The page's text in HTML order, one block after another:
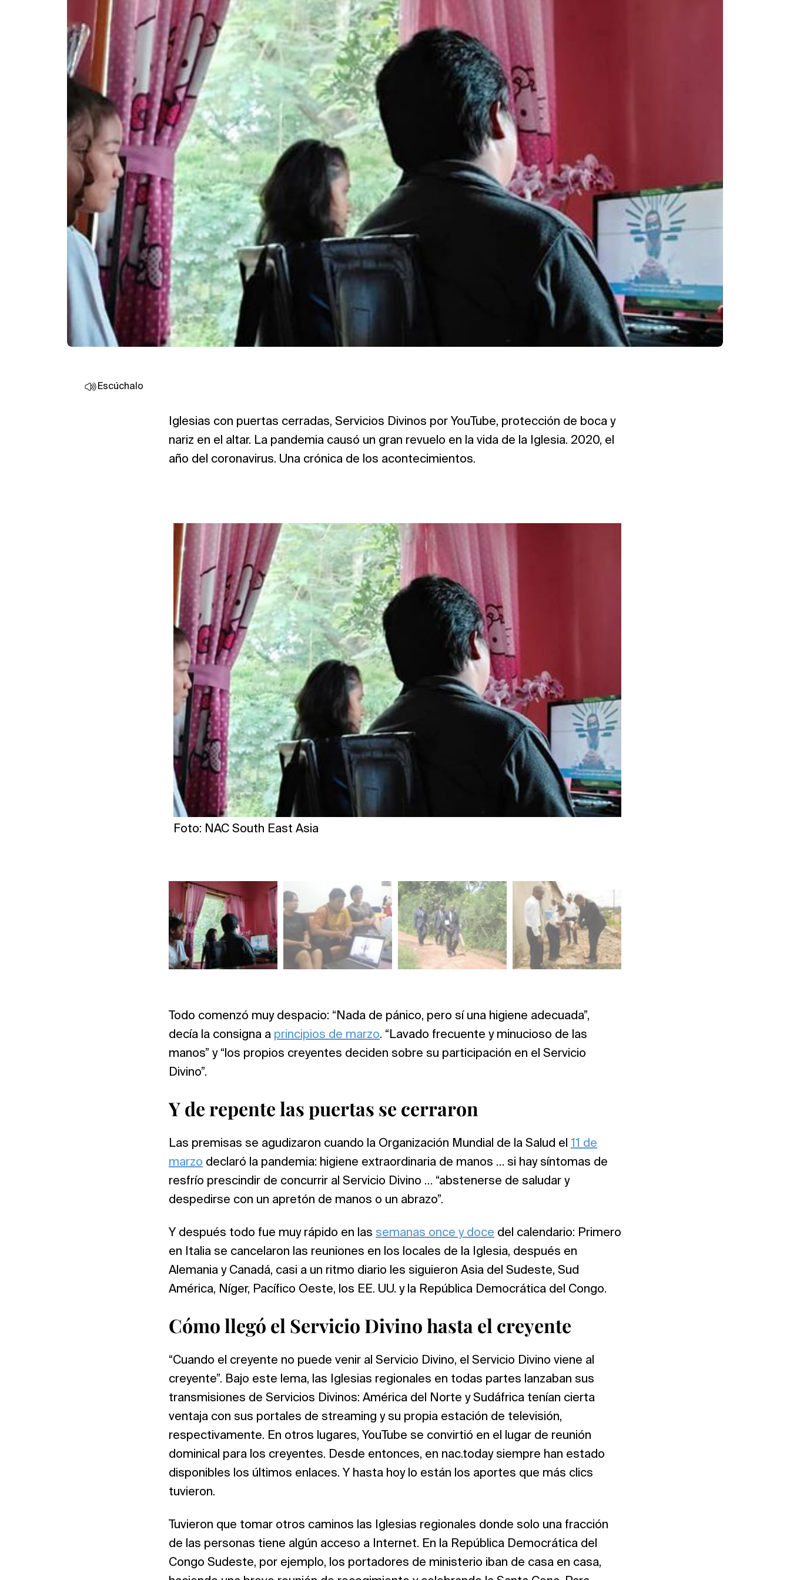
Escúchalo
Iglesias con puertas cerradas, Servicios Divinos por YouTube, protección de boca y
nariz en el altar. La pandemia causó un gran revuelo en la vida de la Iglesia. 2020, el
año del coronavirus. Una crónica de los acontecimientos.
Foto: NAC South East Asia
Todo comenzó muy despacio: “Nada de pánico, pero sí una higiene adecuada”,
decía la consigna a principios de marzo. “Lavado frecuente y minucioso de las
manos” y “los propios creyentes deciden sobre su participación en el Servicio
Divino”.
Y de repente las puertas se cerraron
Las premisas se agudizaron cuando la Organización Mundial de la Salud el 11 de
marzo declaró la pandemia: higiene extraordinaria de manos … si hay síntomas de
resfrío prescindir de concurrir al Servicio Divino … “abstenerse de saludar y
despedirse con un apretón de manos o un abrazo”.
Y después todo fue muy rápido en las semanas once y doce del calendario: Primero
en Italia se cancelaron las reuniones en los locales de la Iglesia, después en
Alemania y Canadá, casi a un ritmo diario les siguieron Asia del Sudeste, Sud
América, Níger, Pacífico Oeste, los EE. UU. y la República Democrática del Congo.
Cómo llegó el Servicio Divino hasta el creyente
“Cuando el creyente no puede venir al Servicio Divino, el Servicio Divino viene al
creyente”. Bajo este lema, las Iglesias regionales en todas partes lanzaban sus
transmisiones de Servicios Divinos: América del Norte y Sudáfrica tenían cierta
ventaja con sus portales de streaming y su propia estación de televisión,
respectivamente. En otros lugares, YouTube se convirtió en el lugar de reunión
dominical para los creyentes. Desde entonces, en nac.today siempre han estado
disponibles los últimos enlaces. Y hasta hoy lo están los aportes que más clics
tuvieron.
Tuvieron que tomar otros caminos las Iglesias regionales donde solo una fracción
de las personas tiene algún acceso a Internet. En la República Democrática del
Congo Sudeste, por ejemplo, los portadores de ministerio iban de casa en casa,